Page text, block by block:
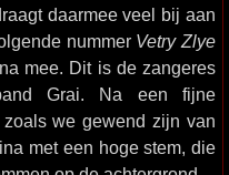
daarmee veel bij aan
nummer Vetry Zlye
mee. Dit is de zangeres
Grai. Na een fijne
we gewend zijn van
met een hoge stem, die